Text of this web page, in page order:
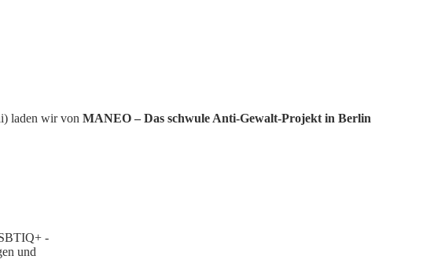
laden wir von MANEO – Das schwule Anti-Gewalt-Projekt in Berlin
-
und